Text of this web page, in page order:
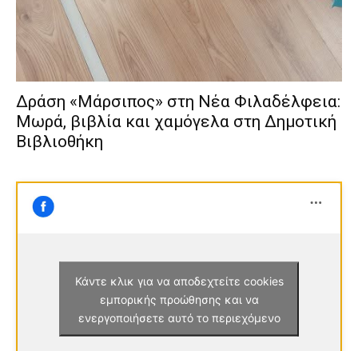
Δράση «Μάρσιπος» στη Νέα Φιλαδέλφεια:
Μωρά, βιβλία και χαμόγελα στη Δημοτική
Βιβλιοθήκη
Κάντε κλικ για να αποδεχτείτε cookies
εμπορικής προώθησης και να
ενεργοποιήσετε αυτό το περιεχόμενο